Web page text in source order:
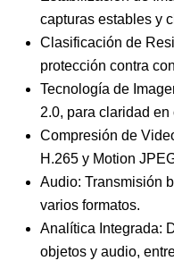
capturas estables y
Clasificación de
protección contra
Tecnología de
2.0, para claridad
Compresión de
H.265 y Motion
Audio: Transmisión
varios formatos.
Analítica Integrada:
objetos y audio,